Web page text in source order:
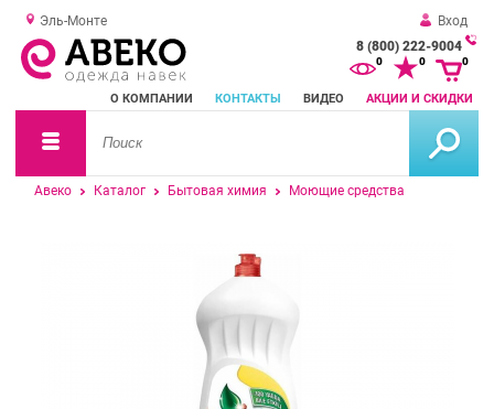
Эль-Монте
Вход
8 (800) 222-9004
О КОМПАНИИ КОНТАКТЫ ВИДЕО АКЦИИ И СКИДКИ
0 0 0
Авеко Каталог Бытовая химия Моющие средства